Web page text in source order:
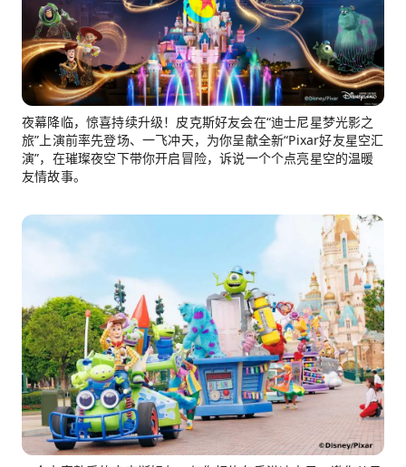
夜幕降临，惊喜持续升级！皮克斯好友会在“迪士尼星梦光影之
旅”上演前率先登场、一飞冲天，为你呈献全新“Pixar好友星空汇
演”，在璀璨夜空下带你开启冒险，诉说一个个点亮星空的温暖
友情故事。